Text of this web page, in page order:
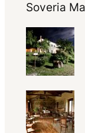
Soveria